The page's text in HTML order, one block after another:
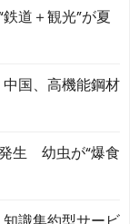
道＋観光”が夏
国、高機能鋼材
生 幼虫が“爆食